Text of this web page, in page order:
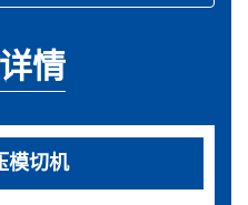
情
模切机